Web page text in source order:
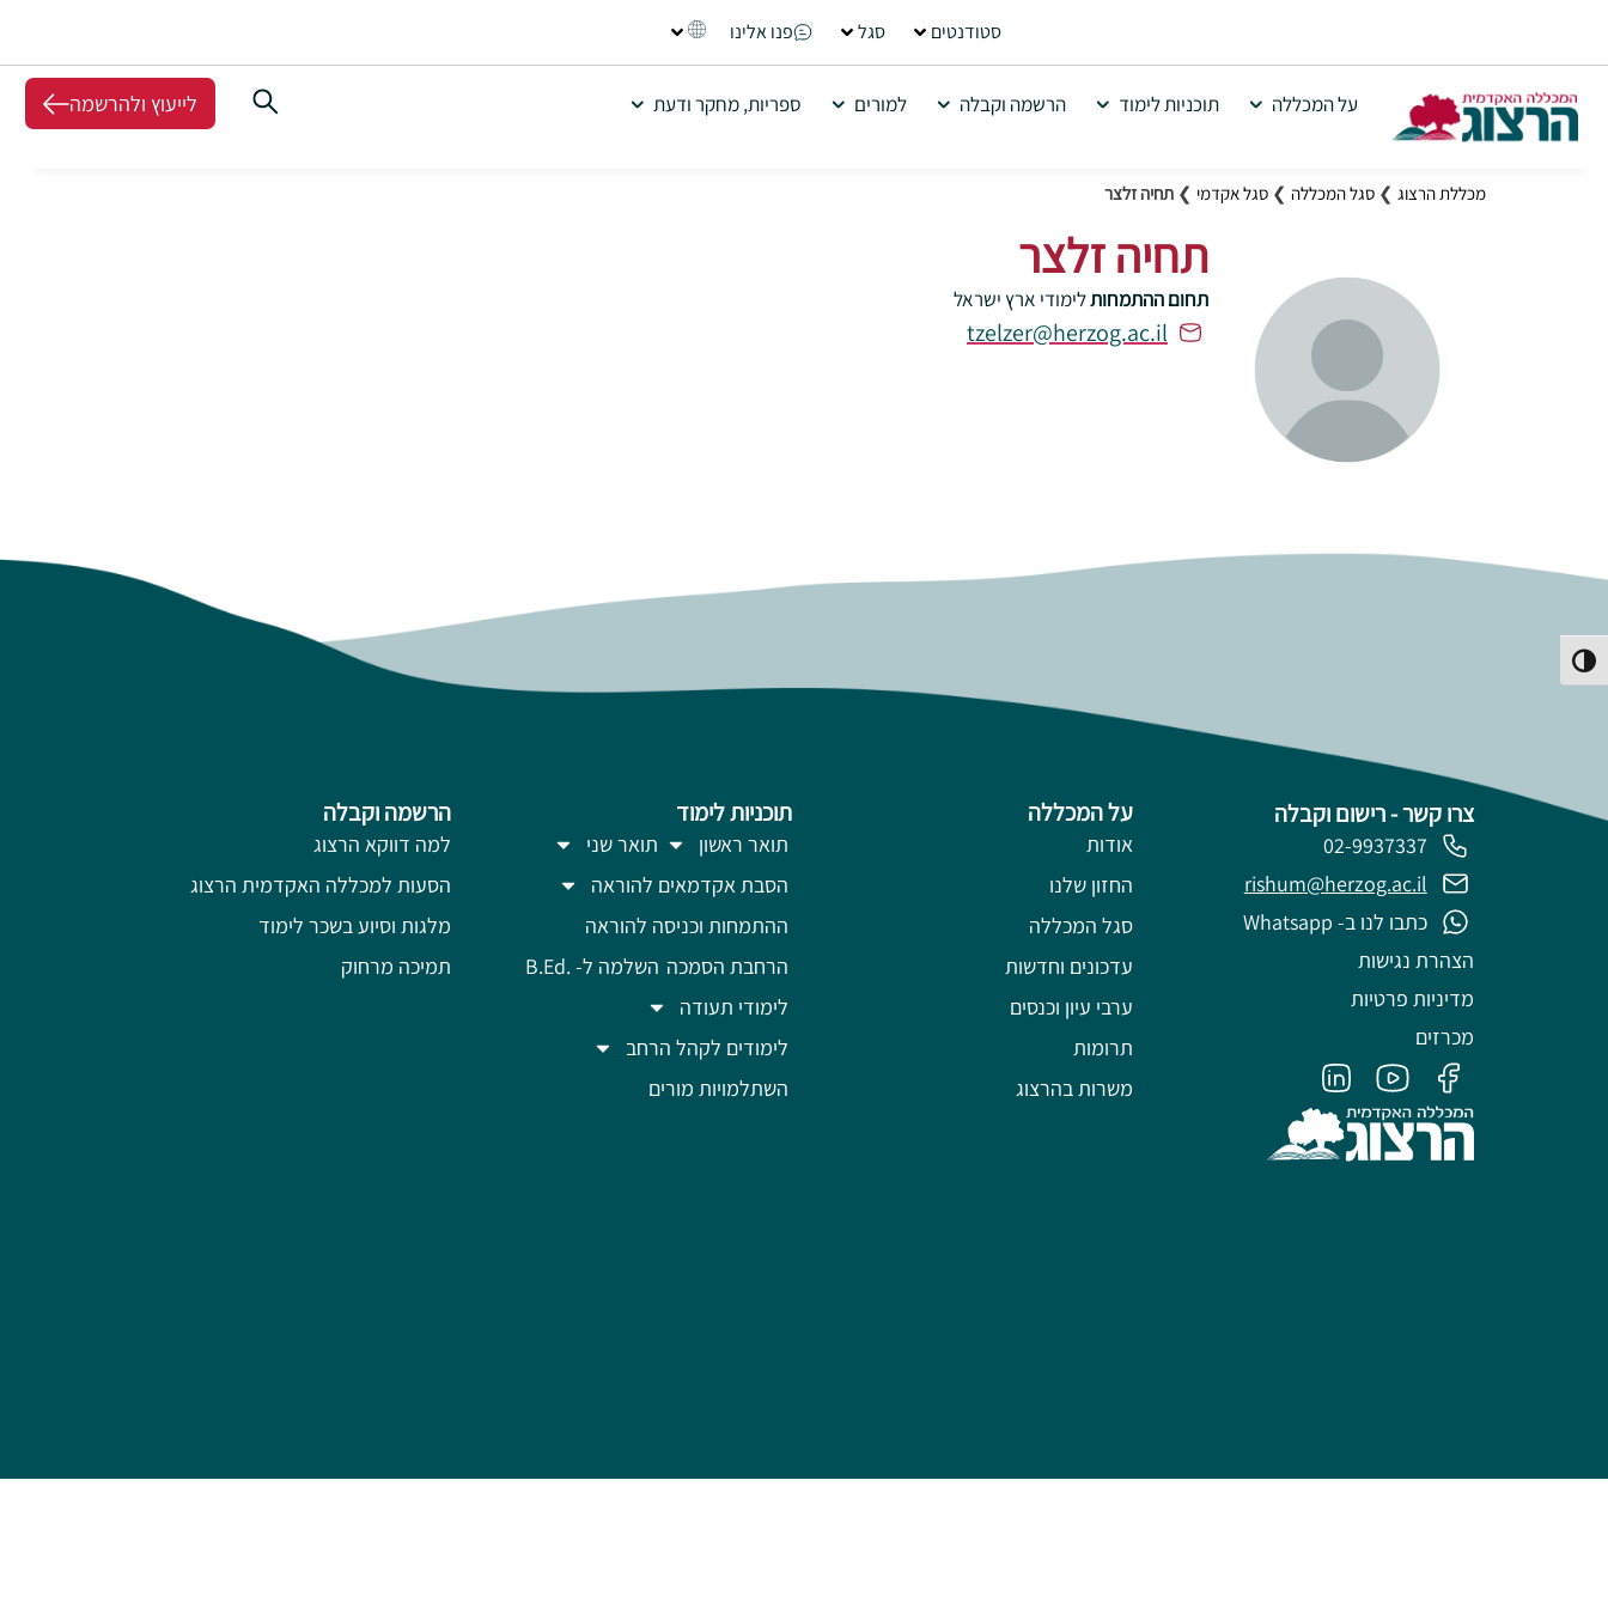
הפעל/כבה ניגודיות גבוהה
סטודנטים סגל פנו אלינו
על המכללה תוכניות לימוד הרשמה וקבלה למורים ספריות, מחקר ודעת לייעוץ ולהרשמה
מכללת הרצוג ❯ סגל המכללה ❯ סגל אקדמי ❯ תחיה זלצר
תחיה זלצר
תחום ההתמחותלימודי ארץ ישראל
tzelzer@herzog.ac.il
צרו קשר - רישום וקבלה
02-9937337
rishum@herzog.ac.il
כתבו לנו ב- Whatsapp
הצהרת נגישות
מדיניות פרטיות
מכרזים
על המכללה
אודות
החזון שלנו
סגל המכללה
עדכונים וחדשות
ערבי עיון וכנסים
תרומות
משרות בהרצוג
תוכניות לימוד
תואר ראשון
תואר שני
הסבת אקדמאים להוראה
ההתמחות וכניסה להוראה
הרחבת הסמכה השלמה ל- .B.Ed
לימודי תעודה
לימודים לקהל הרחב
השתלמויות מורים
הרשמה וקבלה
למה דווקא הרצוג
הסעות למכללה האקדמית הרצוג
מלגות וסיוע בשכר לימוד
תמיכה מרחוק